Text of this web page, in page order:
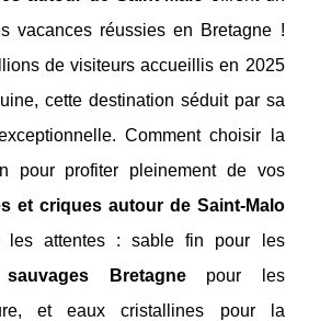
vacances réussies en Bretagne !
de visiteurs accueillis en 2025
cette destination séduit par sa
Comment choisir la
pour profiter pleinement de vos
et criques autour de Saint-Malo
les attentes : sable fin pour les
Bretagnepour les
et eaux cristallines pour la